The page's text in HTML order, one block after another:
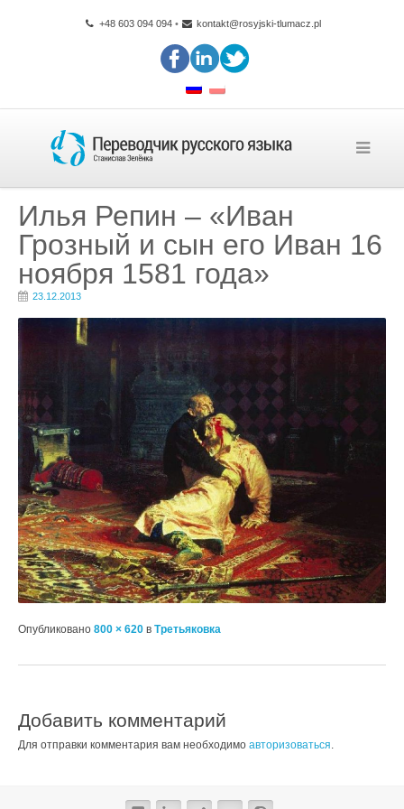
+48 603 094 094• kontakt@rosyjski-tlumacz.pl
Илья Репин – «Иван
Грозный и сын его Иван 16
ноября 1581 года»
23.12.2013
Опубликовано 800 × 620 в Третьяковка
Добавить комментарий
Для отправки комментария вам необходимо авторизоваться.